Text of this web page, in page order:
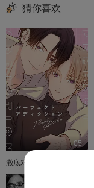
猜你喜欢
05
澈底对你成瘾